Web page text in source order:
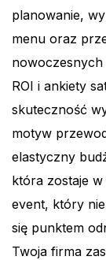
planowanie,
menu oraz
ROI i ankiety
skuteczność
motyw
elastyczny
która zostaje w
event, który
się punktem
Twoja firma